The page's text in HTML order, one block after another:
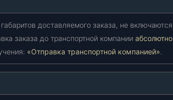
доставляемого заказа, не включаются
заказа до транспортной компании абсолютно
«Отправка транспортной компанией».